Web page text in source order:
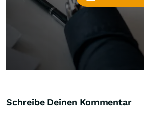
Schreibe Deinen Kommentar